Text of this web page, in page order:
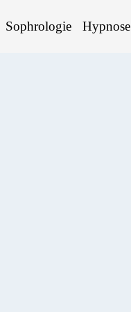
Sophrologie Hypnose